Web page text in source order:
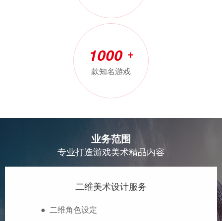
1000 +
款知名游戏
业务范围
专业打造游戏美术精品内容
二维美术设计服务
● 二维角色设定